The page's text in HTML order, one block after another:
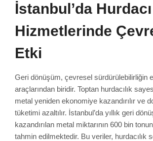
İstanbul’da
Hizmetlerinde
Etki
Geri dönüşüm, çevresel sürdürülebilirliğin
araçlarından biridir. Toptan hurdacılık
metal yeniden ekonomiye kazandırılır ve
tüketimi azaltılır. İstanbul’da yıllık geri
kazandırılan metal miktarının 600 bin
tahmin edilmektedir. Bu veriler, hurdacılık